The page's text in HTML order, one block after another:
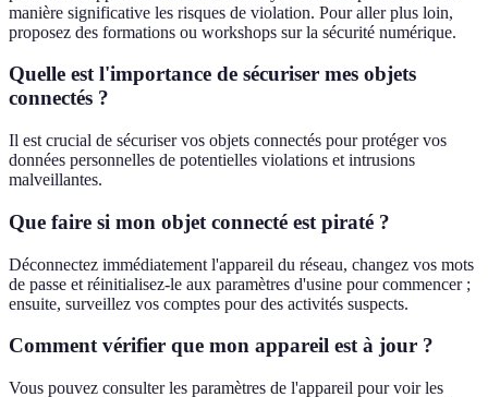
manière significative les risques de violation. Pour aller plus loin,
proposez des formations ou workshops sur la sécurité numérique.
Quelle est l'importance de sécuriser mes objets
connectés ?
Il est crucial de sécuriser vos objets connectés pour protéger vos
données personnelles de potentielles violations et intrusions
malveillantes.
Que faire si mon objet connecté est piraté ?
Déconnectez immédiatement l'appareil du réseau, changez vos mots
de passe et réinitialisez-le aux paramètres d'usine pour commencer ;
ensuite, surveillez vos comptes pour des activités suspects.
Comment vérifier que mon appareil est à jour ?
Vous pouvez consulter les paramètres de l'appareil pour voir les